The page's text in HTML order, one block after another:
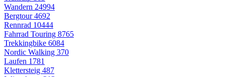
Wandern 24994
Bergtour4692
Rennrad 10444
Fahrrad Touring 8765
Trekkingbike 6084
Nordic Walking 370
Laufen 1781
Klettersteig 487